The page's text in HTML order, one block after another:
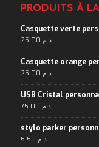
PRODUITS À
Casquette verte
د.م.25.00
Casquette orange
د.م.25.00
USB Cristal
د.م.75.00
stylo parker
د.م.5.50